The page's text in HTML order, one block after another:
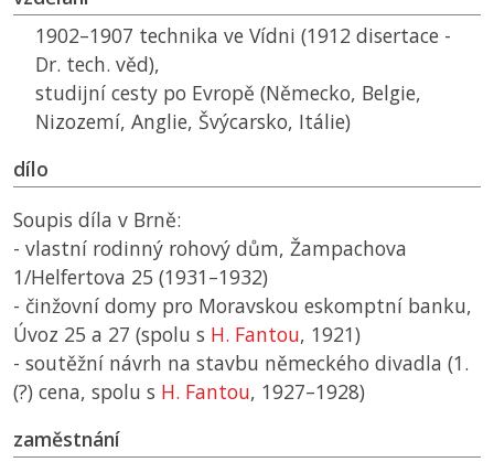
1902–1907 technika ve Vídni (1912 disertace -
Dr. tech. věd),
studijní cesty po Evropě (Německo, Belgie,
Nizozemí, Anglie, Švýcarsko, Itálie)
dílo
Soupis díla v Brně:
- vlastní rodinný rohový dům, Žampachova
1/Helfertova 25 (1931–1932)
- činžovní domy pro Moravskou eskomptní banku,
Úvoz 25 a 27 (spolu s H. Fantou, 1921)
- soutěžní návrh na stavbu německého divadla (1.
(?) cena, spolu s H. Fantou, 1927–1928)
zaměstnání